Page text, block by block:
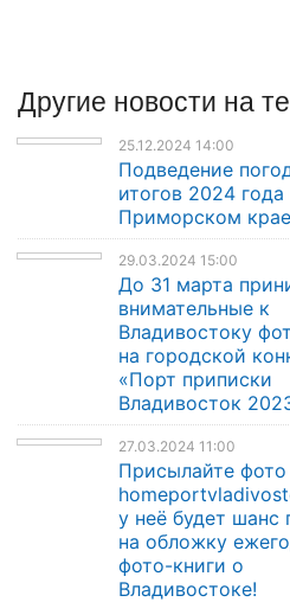
Другие новости на
25.12.2024 14:00
Подведение
итогов 2024 года
Приморском крае
29.03.2024 15:00
До 31 марта
внимательные к
Владивостоку
на городской
«Порт приписки
Владивосток
27.03.2024 11:00
Присылайте фото
у неё будет шанс
на обложку
фото-книги о
Владивостоке!